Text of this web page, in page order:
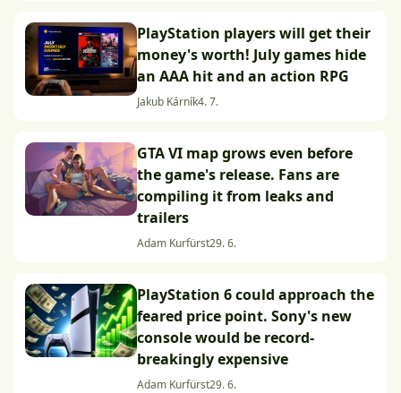
PlayStation players will get their
money's worth! July games hide
an AAA hit and an action RPG
Jakub Kárník4. 7.
GTA VI map grows even before
the game's release. Fans are
compiling it from leaks and
trailers
Adam Kurfürst29. 6.
PlayStation 6 could approach the
feared price point. Sony's new
console would be record-
breakingly expensive
Adam Kurfürst29. 6.